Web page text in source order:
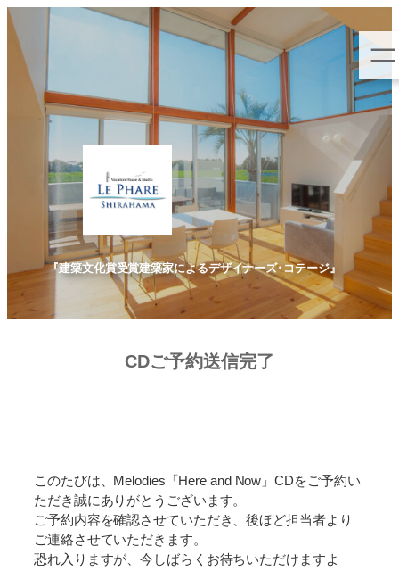
内
容
『建築文化賞受賞建築家によるデザイナーズ･コテージ』
CDご予約送信完了
このたびは、Melodies「Here and Now」CDをご予約い
ただき誠にありがとうございます。
ご予約内容を確認させていただき、後ほど担当者より
ご連絡させていただきます。
恐れ入りますが、今しばらくお待ちいただけますよ